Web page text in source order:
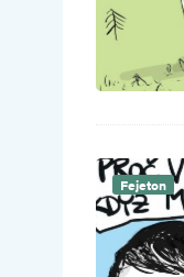
Fejeton